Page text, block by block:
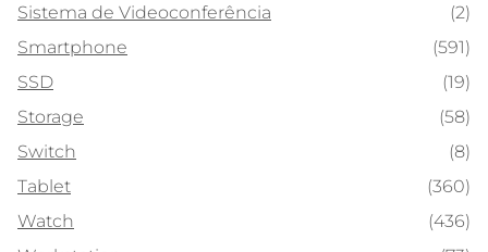
Sistema de Videoconferência
(2)
Smartphone
(591)
SSD
(19)
Storage
(58)
Switch
(8)
Tablet
(360)
Watch
(436)